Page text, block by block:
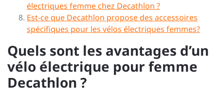
électriques femme chez Decathlon ?
Est-ce que Decathlon propose des accessoires
spécifiques pour les vélos électriques femmes?
Quels sont les avantages d’un
vélo électrique pour femme
Decathlon ?